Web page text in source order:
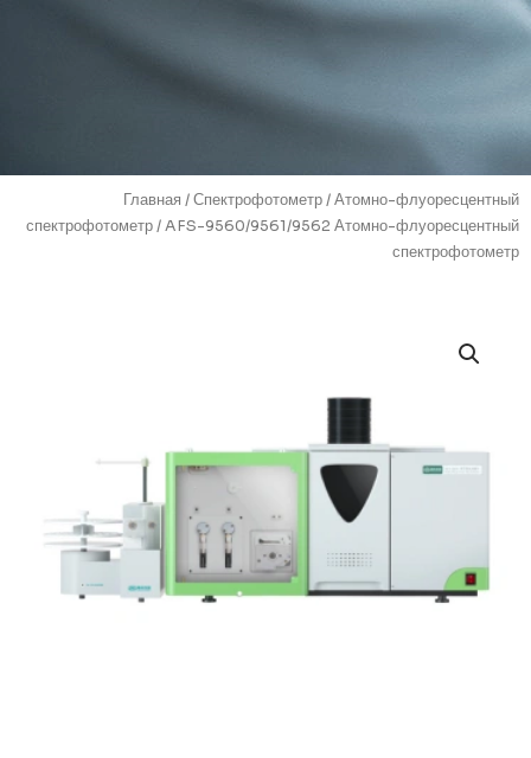
Главная /Спектрофотометр/Атомно-флуоресцентный
спектрофотометр/ AFS-9560/9561/9562 Атомно-флуоресцентный
спектрофотометр